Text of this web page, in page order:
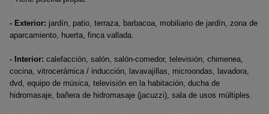
- Exterior: jardín, patio, terraza, barbacoa, mobiliario de jardín, zona de
aparcamiento, huerta, finca vallada.
- Interior: calefacción, salón, salón-comedor, televisión, chimenea,
cocina, vitrocerámica / inducción, lavavajillas, microondas, lavadora,
dvd, equipo de música, televisión en la habitación, ducha de
hidromasaje, bañera de hidromasaje (jacuzzi), sala de usos múltiples.